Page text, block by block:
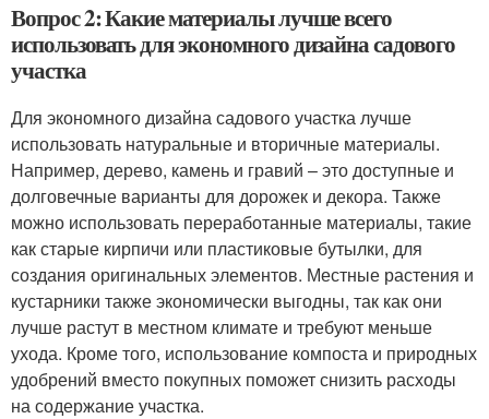
Вопрос 2: Какие материалы лучше всего
использовать для экономного дизайна садового
участка
Для экономного дизайна садового участка лучше
использовать натуральные и вторичные материалы.
Например, дерево, камень и гравий – это доступные и
долговечные варианты для дорожек и декора. Также
можно использовать переработанные материалы, такие
как старые кирпичи или пластиковые бутылки, для
создания оригинальных элементов. Местные растения и
кустарники также экономически выгодны, так как они
лучше растут в местном климате и требуют меньше
ухода. Кроме того, использование компоста и природных
удобрений вместо покупных поможет снизить расходы
на содержание участка.